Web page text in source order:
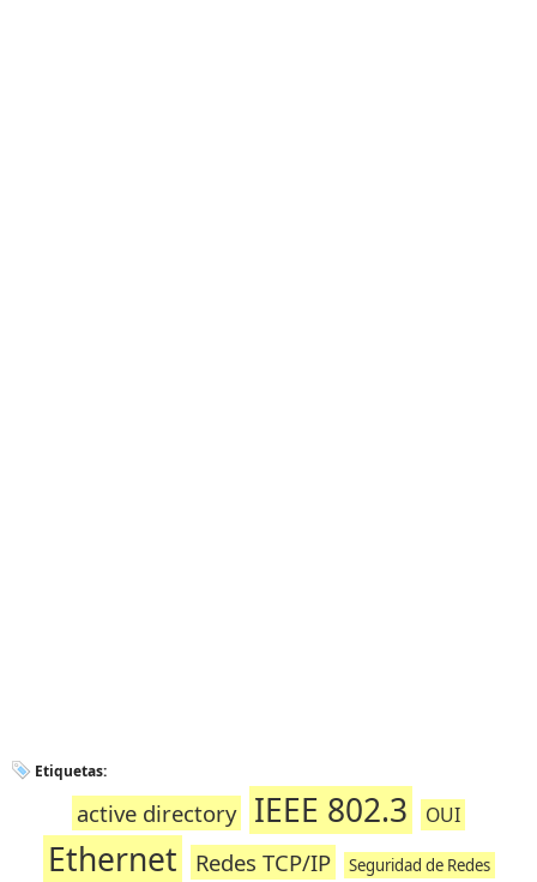
Etiquetas:
active directory IEEE 802.3 OUI
Ethernet Redes TCP/IP Seguridad de Redes